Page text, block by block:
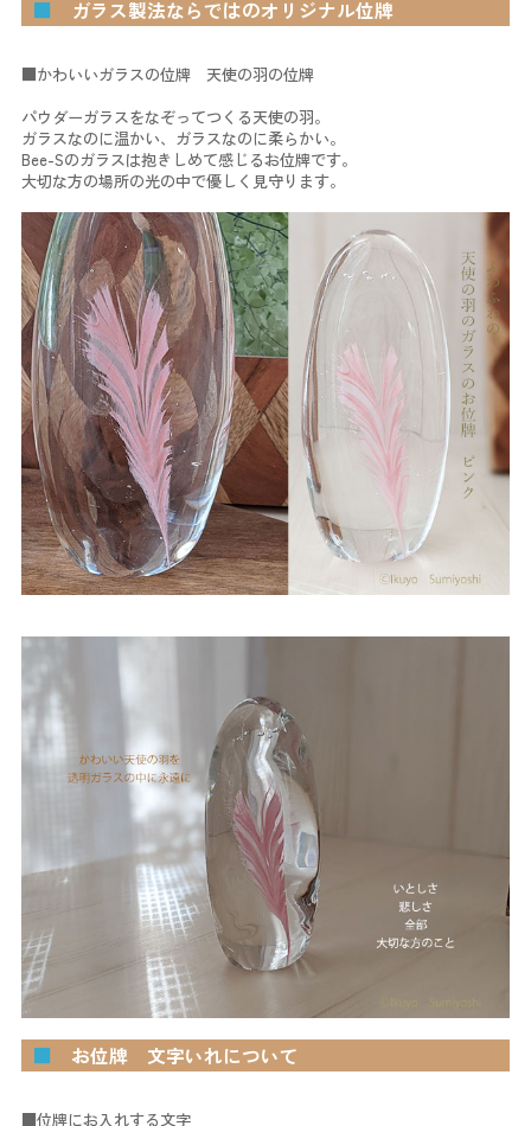
■ ガラス製法ならではのオリジナル位牌
■かわいいガラスの位牌 天使の羽の位牌
パウダーガラスをなぞってつくる天使の羽。
ガラスなのに温かい、ガラスなのに柔らかい。
Bee-Sのガラスは抱きしめて感じるお位牌です。
大切な方の場所の光の中で優しく見守ります。
■ お位牌 文字いれについて
■位牌にお入れする文字